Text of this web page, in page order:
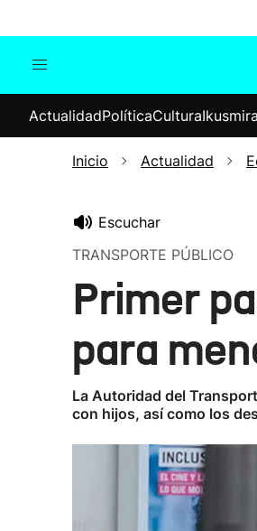
Internacional
ActualidadPolíticaCultura
Inicio Actualidad
Escuchar
TRANSPORTE PÚBLICO
Primer
para
La Autoridad del
con hijos, así como los